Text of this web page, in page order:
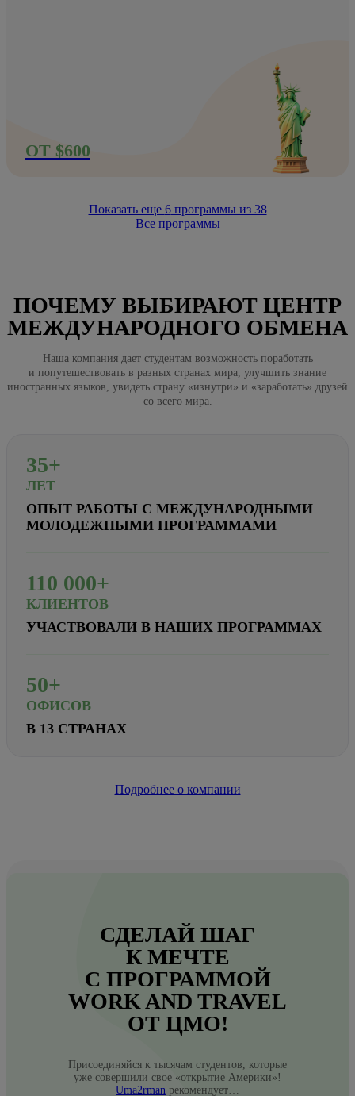
ОТ $600
Показать еще 6программы из 38
Все программы
ПОЧЕМУ ВЫБИРАЮТ ЦЕНТР
МЕЖДУНАРОДНОГО ОБМЕНА
Наша компания дает студентам возможность поработать
и попутешествовать в разных странах мира, улучшить знание
иностранных языков, увидеть страну «изнутри» и «заработать» друзей
со всего мира.
35+
ЛЕТ
ОПЫТ РАБОТЫ С МЕЖДУНАРОДНЫМИ
МОЛОДЕЖНЫМИ ПРОГРАММАМИ
110 000+
КЛИЕНТОВ
УЧАСТВОВАЛИ В НАШИХ ПРОГРАММАХ
50+
ОФИСОВ
В 13 СТРАНАХ
Подробнее о компании
СДЕЛАЙ ШАГ
К МЕЧТЕ
С ПРОГРАММОЙ
WORK AND TRAVEL
ОТ ЦМО!
Присоединяйся к тысячам студентов, которые
уже совершили свое «открытие Америки»!
Uma2rman рекомендует…